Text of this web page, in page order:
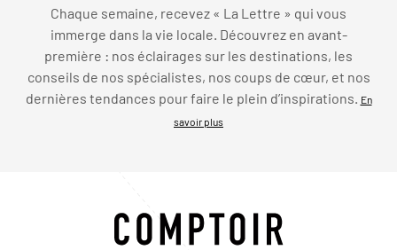
Chaque semaine, recevez « La Lettre » qui vous
immerge dans la vie locale. Découvrez en avant-
première : nos éclairages sur les destinations, les
conseils de nos spécialistes, nos coups de cœur, et nos
dernières tendances pour faire le plein d’inspirations.
En
savoir plus